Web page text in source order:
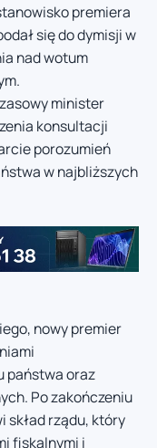
premiera
się do dymisji w
nad wotum
minister
konsultacji
porozumień
w najbliższych
nowy premier
państwa oraz
Po zakończeniu
rządu, który
fiskalnymi i